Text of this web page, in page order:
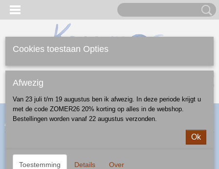
(0)
Home >Webshop>Feestdagen>Kerst>overige> peperstrooier -
patroon A925A
Cookies toestaan Opties
Afwezig
Van 23 juli t/m 19 augustus ben ik afwezig. In deze periode krijgt u
met de code ZOMER26 20% korting op alles in de webshop.
Bestellingen worden vanaf 22 augustus verzonden.
Ok
Toestemming Details Over